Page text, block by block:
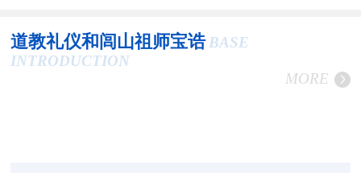
道教礼仪和闾山祖师宝诰 BASE
INTRODUCTION
MORE